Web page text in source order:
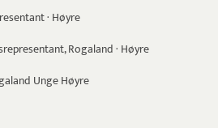
· Høyre
Rogaland· Høyre
Unge Høyre